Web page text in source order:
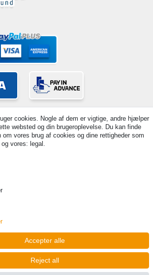
rettigheder forbeholdes. - Prices incl. VAT. 19%
article detail | * Applies to deliveries to the UK!
contract here
cookies. Nogle af dem er vigtige, andre hjælper
websted og din brugeroplevelse. Du kan finde
om vores brug af cookies og dine rettigheder som
vores: legal.
Accepter alle
Reject all